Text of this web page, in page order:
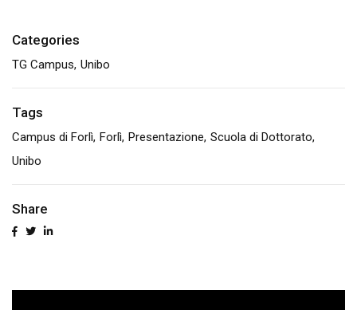
Categories
TG Campus Unibo
Tags
Campus di Forlì Forlì Presentazione Scuola di Dottorato
Unibo
Share